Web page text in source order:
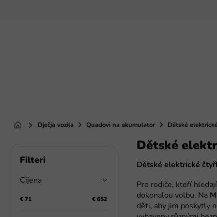
PočetnaDječja vozila Quadovi na akumulator Dětské
Cijena
€71 €652
Dětské
Dětské elektrické
Pro rodiče, kteří
dokonalou volbu. Na
děti, aby jim poskytly